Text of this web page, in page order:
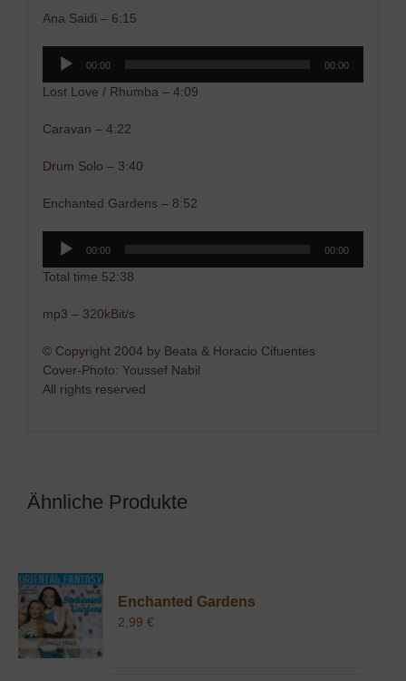
Ana Saidi – 6:15
Audio-
Player
00:00 00:00
Lost Love / Rhumba – 4:09
Caravan – 4:22
Drum Solo – 3:40
Enchanted Gardens – 8:52
Audio-
Player
00:00 00:00
Total time 52:38
mp3 – 320kBit/s
© Copyright 2004 by Beata & Horacio Cifuentes
Cover-Photo: Youssef Nabil
All rights reserved
Ähnliche Produkte
Enchanted Gardens
2,99 €